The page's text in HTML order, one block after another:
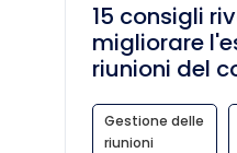
15 consigli
migliorare
riunioni del
Gestione delle
riunioni